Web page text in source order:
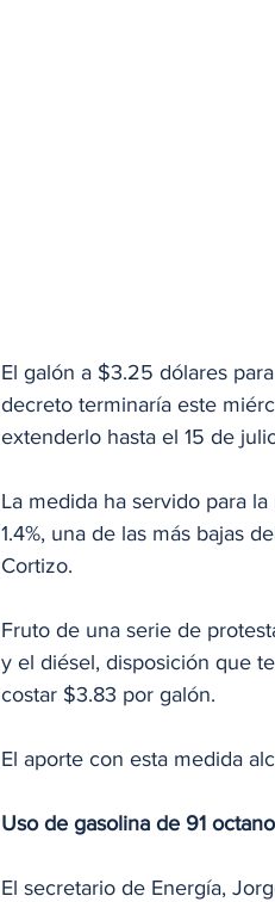
El galón a $3.25 dólares
decreto terminaría este
extenderlo hasta el 15 de
La medida ha servido para
1.4%, una de las más bajas
Cortizo.
Fruto de una serie de
y el diésel, disposición que
costar $3.83 por galón.
El aporte con esta medida
Uso de gasolina de 91
El secretario de Energía,